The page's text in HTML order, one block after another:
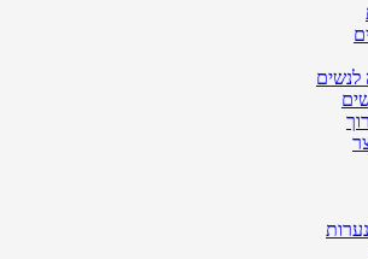
לנשים